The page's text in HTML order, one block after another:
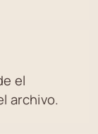
el
archivo.